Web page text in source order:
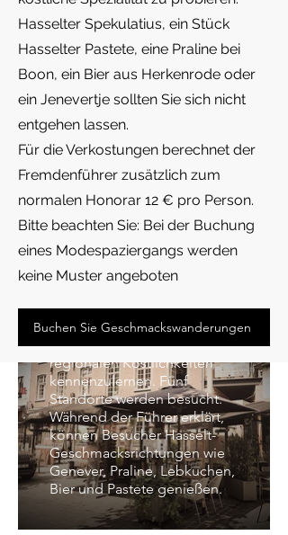
Hasselter Spekulatius, ein Stück
Hasselter Pastete, eine Praline bei
Boon, ein Bier aus Herkenrode oder
ein Jenevertje sollten Sie sich nicht
entgehen lassen.
Für die Verkostungen berechnet der
Fremdenführer zusätzlich zum
normalen Honorar 12 € pro Person.
Bitte beachten Sie: Bei der Buchung
eines Modespaziergangs werden
keine Muster angeboten
Buchen Sie Geschmackswanderungen
Verkostungsspaziergang
Während dieses
Spaziergangs können Sie
Hasselt besuchen, um die
regionalen Köstlichkeiten
kennenzulernen. Fünf
Standorte werden besucht.
Während der Führer erklärt,
können Besucher Hasselt-
Geschmacksrichtungen wie
Genever, Praline, Lebkuchen,
Bier und Pastete genießen.
Genever-Spaziergang
Entdecken Sie die reiche
Geschichte von Hasselt, der
Genever-Hauptstadt